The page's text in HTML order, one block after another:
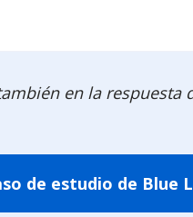
en la respuesta
de estudio de Blue